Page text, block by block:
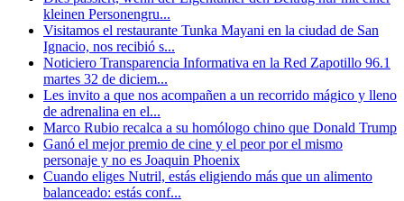
kleinen Personengru...
Visitamos el restaurante Tunka Mayani en la ciudad de San
Ignacio, nos recibió s...
Noticiero Transparencia Informativa en la Red Zapotillo 96.1
martes 32 de diciem...
Les invito a que nos acompañen a un recorrido mágico y lleno
de adrenalina en el...
Marco Rubio recalca a su homólogo chino que Donald Trump
Ganó el mejor premio de cine y el peor por el mismo
personaje y no es Joaquin Phoenix
Cuando eliges Nutril, estás eligiendo más que un alimento
balanceado: estás conf...